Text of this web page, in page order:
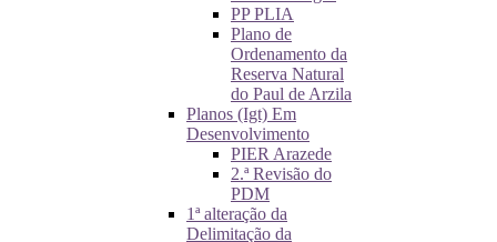
PP PLIA
Plano de
Ordenamento da
Reserva Natural
do Paul de Arzila
Planos (Igt) Em
Desenvolvimento
PIER Arazede
2.ª Revisão do
PDM
1ª alteração da
Delimitação da